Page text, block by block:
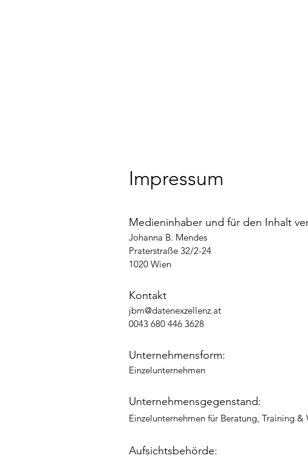
Impressum
Medieninhaber und für den Inhalt
Johanna B. Mendes
Praterstraße 32/2-24
1020 Wien
Kontakt
jbm@datenexzellenz.at
0043 680 446 3628
Unternehmensform:
Einzelunternehmen
Unternehmensgegenstand:
Einzelunternehmen für Beratung, Training
Aufsichtsbehörde: